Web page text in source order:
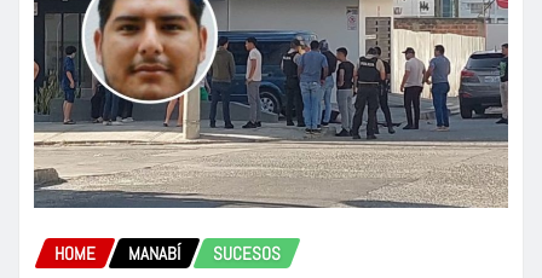
HOME MANABÍ SUCESOS